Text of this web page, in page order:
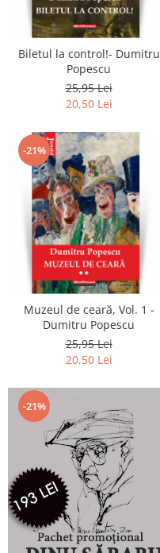
Biletul la control!- Dumitru
Popescu
25,95 Lei
20,50 Lei
-21%
Muzeul de ceară, Vol. 1 -
Dumitru Popescu
25,95 Lei
20,50 Lei
-21%